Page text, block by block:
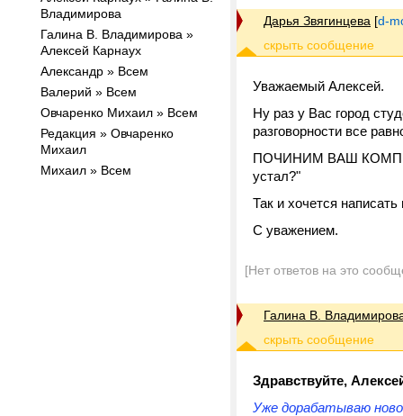
Владимирова
Галина В. Владимирова »
Алексей Карнаух
Александр » Всем
Валерий » Всем
Овчаренко Михаил » Всем
Редакция » Овчаренко
Михаил
Михаил » Всем
Дарья Звягинцева [d-
Уважаемый Алексей.
Ну раз у Вас город
разговорности все
ПОЧИНИМ ВАШ
устал?"
Так и хочется
С уважением.
[Нет ответов на это
Галина В.
Здравствуйте,
Уже дорабатываю